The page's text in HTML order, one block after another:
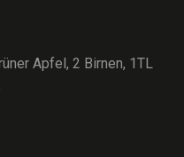
Apfel, 2 Birnen, 1TL